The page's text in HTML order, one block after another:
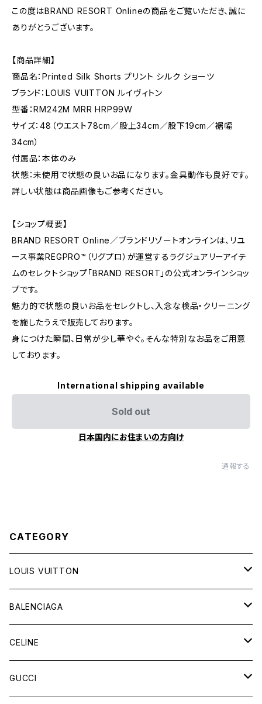
この度はBRAND RESORT Onlineの商品をご覧いただき、誠に
ありがとうございます。
【商品詳細】
商品名：Printed Silk Shorts プリント シルク ショーツ
ブランド：LOUIS VUITTON ルイヴィトン
型番：RM242M MRR HRP99W
サイズ：48（ウエスト78cm／股上34cm／股下19cm／裾幅
34cm）
付属品：本体のみ
状態：未使用で状態の良いお品になります。金具動作も良好です。
詳しい状態は商品画像もご参考ください。
【ショップ概要】
BRAND RESORT Online／ブランドリゾートオンラインは、リユ
ース事業REGPRO™（リグプロ）が運営するラグジュアリーアイテ
ムのセレクトショップ「BRAND RESORT」の公式オンラインショッ
プです。
魅力的で状態の良いお品をセレクトし、入念な検品・クリーニング
を施したうえで販売しております。
身につけた瞬間、日常が少し華やぐ。そんな特別なお品をご用意
しております。
International shipping available
Sold out
日本国内にお住まいの方向け
通報する
CATEGORY
LOUIS VUITTON
バッグ
財布&小物
ウェア
BALENCIAGA
バッグ
財布&小物
CELINE
バッグ
GUCCI